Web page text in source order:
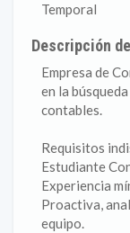
Temporal
Descripción
Empresa de
en la
contables.
Requisitos
Estudiante
Experiencia
Proactiva,
equipo.